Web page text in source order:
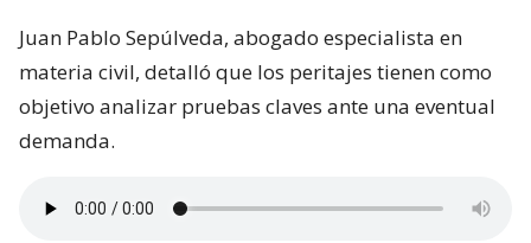
Juan Pablo Sepúlveda, abogado especialista en
materia civil, detalló que los peritajes tienen como
objetivo analizar pruebas claves ante una eventual
demanda.